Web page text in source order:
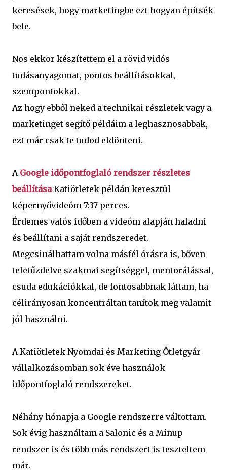
keresések, hogy marketingbe ezt hogyan építsék
bele.
Nos ekkor készítettem el a rövid vidós
tudásanyagomat, pontos beállításokkal,
szempontokkal.
Az hogy ebből neked a technikai részletek vagy a
marketinget segítő példáim a leghasznosabbak,
ezt már csak te tudod eldönteni.
A Google időpontfoglaló rendszer részletes
beállításaKatiötletek példán keresztül
képernyővideóm 7:37 perces.
Érdemes valós időben a videóm alapján haladni
és beállítani a saját rendszeredet.
Megcsinálhattam volna másfél órásra is, bőven
teletűzdelve szakmai segítséggel, mentorálással,
csuda edukációkkal, de fontosabbnak láttam, ha
célirányosan koncentráltan tanítok meg valamit
jól használni.
A Katiötletek Nyomdai és Marketing Ötletgyár
vállalkozásomban sok éve használok
időpontfoglaló rendszereket.
Néhány hónapja a Google rendszerre váltottam.
Sok évig használtam a Salonic és a Minup
rendszer is és több más rendszert is teszteltem
már.